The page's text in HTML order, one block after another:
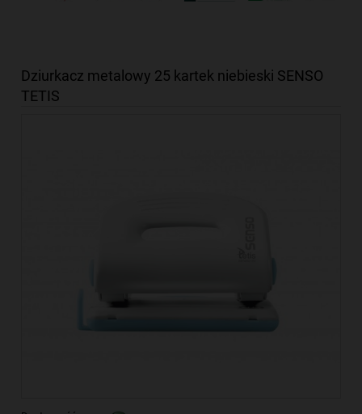
Dziurkacz metalowy 25 kartek niebieski SENSO
TETIS